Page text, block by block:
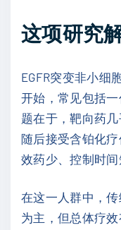
这项研究
EGFR突变非小细
开始，常见包括一
题在于，靶向药
随后接受含铂化
效药少、控制时间
在这一人群中，
为主，但总体疗